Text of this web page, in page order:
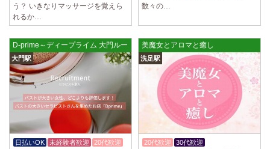
う？ いきなりマッサージを覚えら
れるか…
数々の…
D-prime～ディープライム 大門ルーム
大門駅
日払いOK 未経験者歓迎
20代歓迎
美魔女とアロマと癒し
洗足駅
20代歓迎 30代歓迎